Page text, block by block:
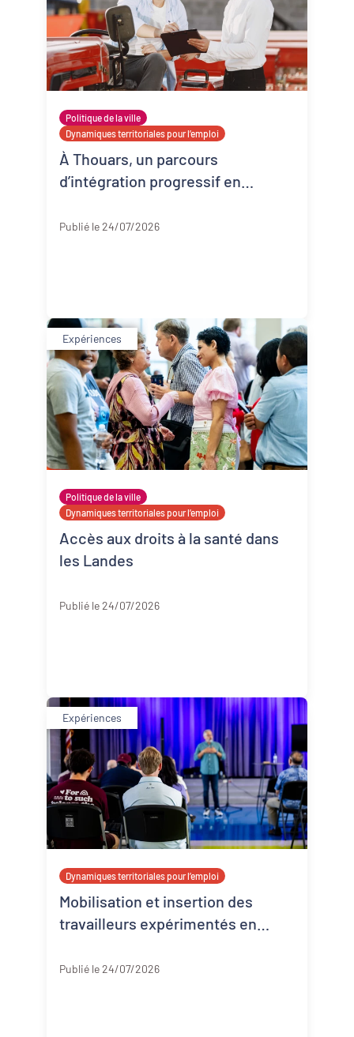
Politique de la ville
Dynamiques territoriales pour l’emploi
À Thouars, un parcours
d’intégration progressif en
Publié le 24/07/2026
Expériences
Politique de la ville
Dynamiques territoriales pour l’emploi
Accès aux droits à la santé dans
les Landes
Publié le 24/07/2026
Expériences
Dynamiques territoriales pour l’emploi
Mobilisation et insertion des
travailleurs expérimentés en
Publié le 24/07/2026